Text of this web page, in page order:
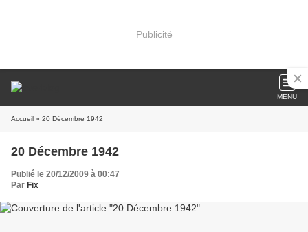
Publicité
MENU
Accueil » 20 Décembre 1942
20 Décembre 1942
Publié le 20/12/2009 à 00:47
Par Fix